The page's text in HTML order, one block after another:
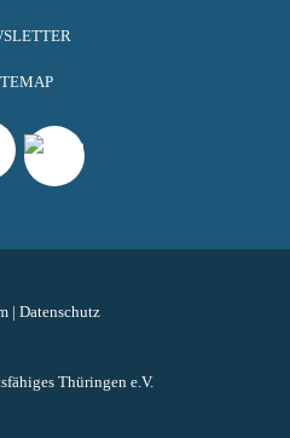
| Datenschutz
Thüringen e.V.